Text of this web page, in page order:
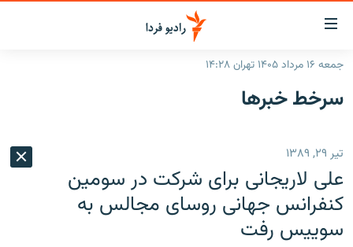
لینک‌های
قابلیت
دسترسی
بازگشت
اصلی
رفتن
به
صفحه
جستجو
ایران
رادیو
انتخاب کنید و بشنوید
برنامه‌های رادیویی
پادکست
چندرسانه‌ای
جمعه ۱۶ مرداد ۱۴۰۵ تهران ۱۴:۲۸
سرخط‌ خبرها
تیر ۲۹, ۱۳۸۹
علی لاریجانی برای شرکت در سومین
کنفرانس جهانی روسای مجالس به
سوییس رفت